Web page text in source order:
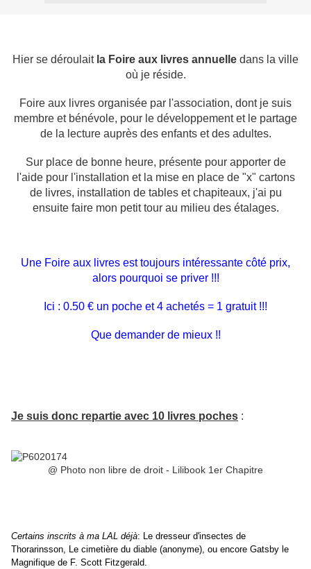
Hier se déroulait la Foire aux livres annuelle dans la ville
où je réside.
Foire aux livres organisée par l'association, dont je suis
membre et bénévole, pour le développement et le partage
de la lecture auprès des enfants et des adultes.
Sur place de bonne heure, présente pour apporter de
l'aide pour l'installation et la mise en place de "x" cartons
de livres, installation de tables et chapiteaux, j'ai pu
ensuite faire mon petit tour au milieu des étalages.
Une Foire aux livres est toujours intéressante côté prix,
alors pourquoi se priver !!!
Ici : 0.50 € un poche et 4 achetés = 1 gratuit !!!
Que demander de mieux !!
Je suis donc repartie avec 10 livres poches :
@ Photo non libre de droit - Lilibook 1er Chapitre
Certains inscrits à ma LAL déjà: Le dresseur d'insectes de
Thorarinsson, Le cimetière du diable (anonyme), ou encore Gatsby le
Magnifique de F. Scott Fitzgerald.